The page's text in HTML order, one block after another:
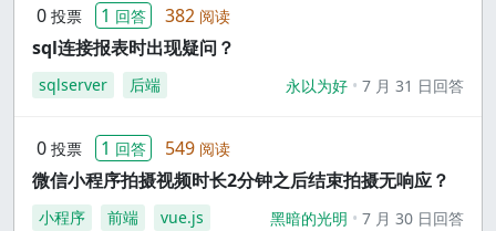
0 投票 1 回答 382 阅读
sql连接报表时出现疑问？
sqlserver 后端 永以为好 7 月 31 日回答
0 投票 1 回答 549 阅读
微信小程序拍摄视频时长2分钟之后结束拍摄无响应？
小程序 前端 vue.js 黑暗的光明 7 月 30 日回答